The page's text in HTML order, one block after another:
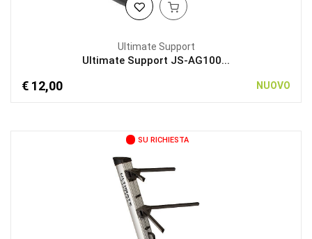
Ultimate Support
Ultimate Support JS-AG100...
€ 12,00 NUOVO
SU RICHIESTA